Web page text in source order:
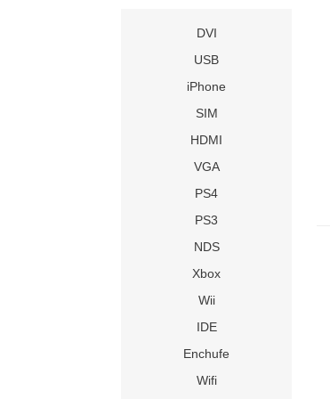
DVI
USB
iPhone
SIM
HDMI
VGA
PS4
PS3
NDS
Xbox
Wii
IDE
Enchufe
Wifi